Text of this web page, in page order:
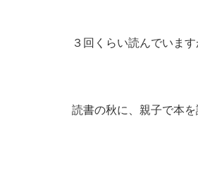
３回くらい読んでいま
読書の秋に、親子で本